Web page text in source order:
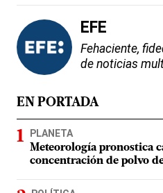
EFE
Fehaciente,
de noticias
EN PORTADA
PLANETA
Meteorología pronostica
concentración de polvo